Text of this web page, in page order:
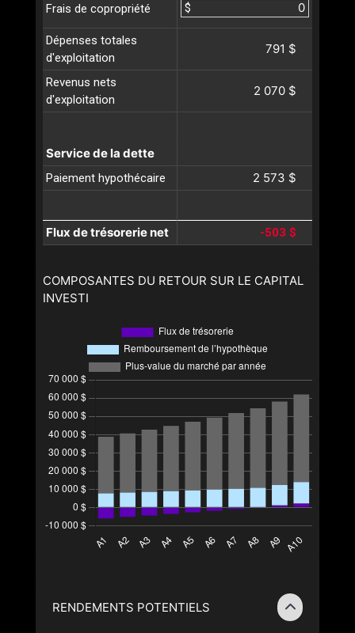
Frais de copropriété $
Dépenses totales
d'exploitation
791 $
Revenus nets
d'exploitation
2 070 $
Service de la dette
Paiement hypothécaire 2 573 $
Flux de trésorerie net -503 $
COMPOSANTES DU RETOUR SUR LE CAPITAL
INVESTI
RENDEMENTS POTENTIELS